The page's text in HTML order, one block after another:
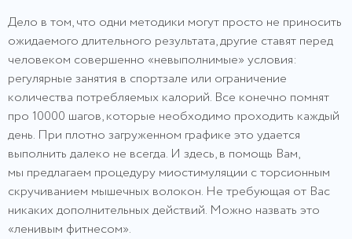
Дело в том, что одни методики могут просто не приносить
ожидаемого длительного результата, другие ставят перед
человеком совершенно «невыполнимые» условия:
регулярные занятия в спортзале или ограничение
количества потребляемых калорий. Все конечно помнят
про 10000 шагов, которые необходимо проходить каждый
день. При плотно загруженном графике это удается
выполнить далеко не всегда. И здесь, в помощь Вам,
мы предлагаем процедуру миостимуляции с торсионным
скручиванием мышечных волокон. Не требующая от Вас
никаких дополнительных действий. Можно назвать это
«ленивым фитнесом».